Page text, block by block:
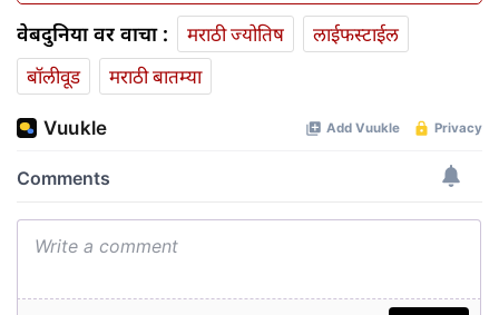
वेबदुनिया वर वाचा : मराठी ज्योतिष
लाईफस्टाईल
बॉलीवूड
मराठी बातम्या